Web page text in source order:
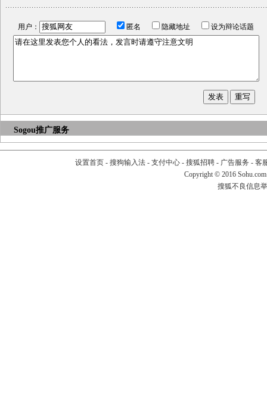
用户： 匿名 隐藏地址 设为辩论话题
Sogou推广服务
设置首页- 搜狗输入法- 支付中心- 搜狐招聘- 广告服务 - 客
Copyright © 2016
搜狐不良信息